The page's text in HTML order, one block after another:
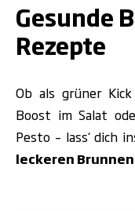
Gesunde
Rezepte
Ob als grüner
Boost im Salat
Pesto – lass‘ dich
leckeren